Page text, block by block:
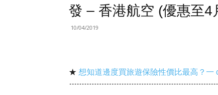
發 – 香港航空 (優惠至4
10/04/2019
★ 想知道邊度買旅遊保險性價比最高？一